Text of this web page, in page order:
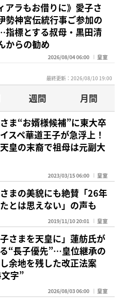
アラもお借りに》愛子さ
神宮伝統行事ご参加の
指標とする叔母・黒田清
からの勧め
2026/08/04 06:00 皇室
最終更新：2026/08/10 19:00
週間
月間
ま“お婿様候補”に東大卒
スペ華道王子が急浮上！
皇の末裔で祖母は元副大
2023/03/15 06:00 皇室
まの美貌にも絶賛「26年
とは思えない」の声も
2019/11/10 20:01 皇室
子さまを天皇に」蓮舫氏が
“長子優先”…皇位継承の
余地を残した改正法案
字”
2026/08/03 06:00 皇室